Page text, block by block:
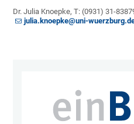
Dr. Julia Knoepke, T: (0931) 31-
julia.knoepke@uni-